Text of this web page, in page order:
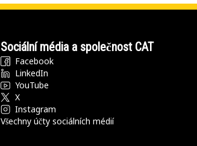
Sociální média a společnost CAT
Facebook
LinkedIn
YouTube
X
Instagram
Všechny účty sociálních médií